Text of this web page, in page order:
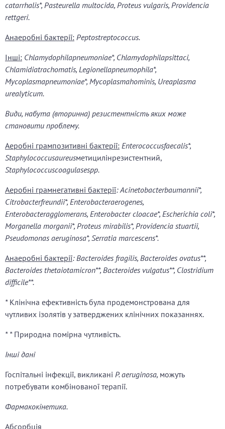
catarrhalis*, Pasteurella multocida, Proteus vulgaris, Providencia
rettgeri.
Анаеробні бактерії: Peptostreptococcus.
Інші: Chlamydophilapneumoniae*, Chlamydophilapsittaci,
Chlamidiatrachomatis, Legionellapneumophila*,
Mycoplasmapneumoniae*, Mycoplasmahominis, Ureaplasma
urealyticum.
Види, набута (вторинна) резистентність яких може
становити проблему.
Аеробні грампозитивні бактерії: Enterococcusfaecalis*,
Staphylococcusaureusметицилінрезистентний,
Staphylococcuscoagulasespp.
Аеробні грамнегативні бактерії: Acinetobacterbaumannii*,
Citrobacterfreundii*, Enterobacteraerogenes,
Enterobacteragglomerans, Enterobacter cloacae*, Escherichia coli*,
Morganella morganii*, Proteus mirabilis*, Providencia stuartii,
Pseudomonas aeruginosa*, Serratia marcescens*.
Анаеробні бактерії: Bacteroides fragilis, Bacteroides ovatus**,
Bacteroides thetaiotamicron**, Bacteroides vulgatus**, Clostridium
difficile**.
*Клінічна ефективність була продемонстрована для
чутливих ізолятів у затверджених клінічних показаннях.
* * Природна помірна чутливість.
Інші дані
Госпітальні інфекції, викликані P. aeruginosa, можуть
потребувати комбінованої терапії.
Фармакокінетика.
Абсорбція